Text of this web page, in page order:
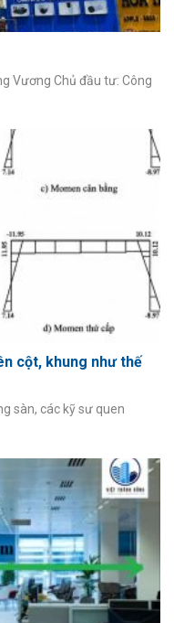
Vương Chủ đầu tư: Công
cột, khung như thế
sàn, các kỹ sư quen